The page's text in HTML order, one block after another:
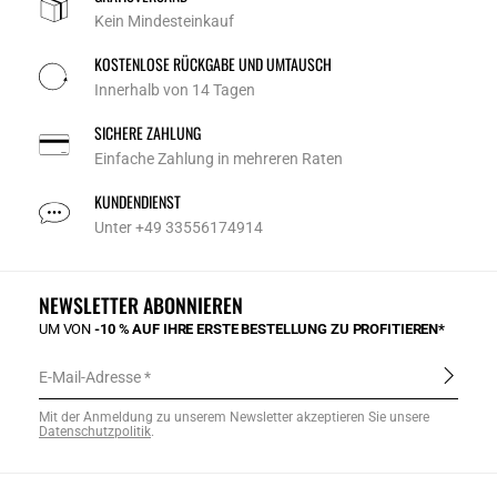
Kein Mindesteinkauf
KOSTENLOSE RÜCKGABE UND UMTAUSCH
Innerhalb von 14 Tagen
SICHERE ZAHLUNG
Einfache Zahlung in mehreren Raten
KUNDENDIENST
Unter +49 33556174914
NEWSLETTER ABONNIEREN
UM VON-10 % AUF IHRE ERSTE BESTELLUNG ZU PROFITIEREN*
E-Mail-Adresse
Mit der Anmeldung zu unserem Newsletter akzeptieren Sie unsere
Datenschutzpolitik.